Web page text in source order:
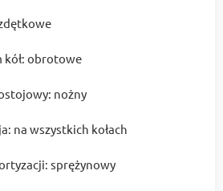
kół: obrotowe
nożny
na wszystkich kołach
sprężynowy